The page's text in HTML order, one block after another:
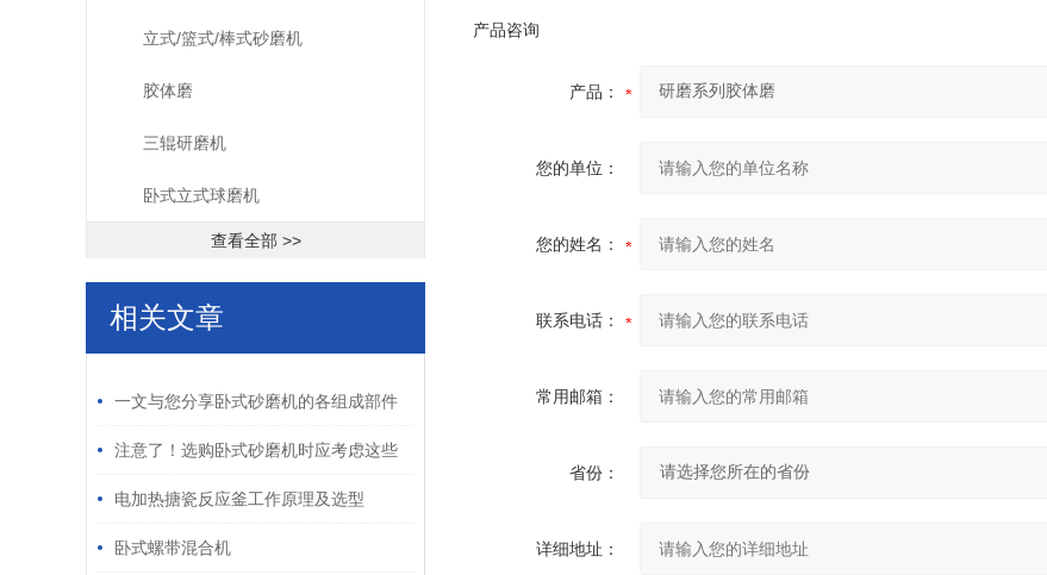
立式/篮式/棒式砂磨机
胶体磨
三辊研磨机
卧式立式球磨机
查看全部 >>
相关文章
一文与您分享卧式砂磨机的各组成部件
功能特点
注意了！选购卧式砂磨机时应考虑这些
关键因素
电加热搪瓷反应釜工作原理及选型
卧式螺带混合机
产品咨询
产品：
您的单位：
您的姓名：
联系电话：
常用邮箱：
省份：
详细地址：